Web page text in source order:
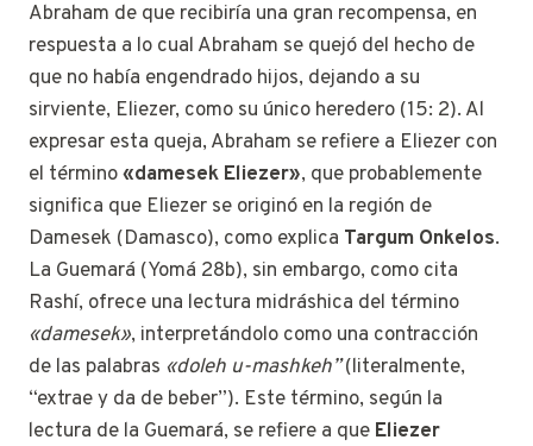
Abraham de que recibiría una gran recompensa, en
respuesta a lo cual Abraham se quejó del hecho de
que no había engendrado hijos, dejando a su
sirviente, Eliezer, como su único heredero (15: 2). Al
expresar esta queja, Abraham se refiere a Eliezer con
el término«damesek Eliezer», que probablemente
significa que Eliezer se originó en la región de
Damesek (Damasco), como explica Targum Onkelos.
La Guemará (Yomá 28b), sin embargo, como cita
Rashí, ofrece una lectura midráshica del término
«damesek», interpretándolo como una contracción
de las palabras «doleh u-mashkeh”(literalmente,
“extrae y da de beber”). Este término, según la
lectura de la Guemará, se refiere a que Eliezer